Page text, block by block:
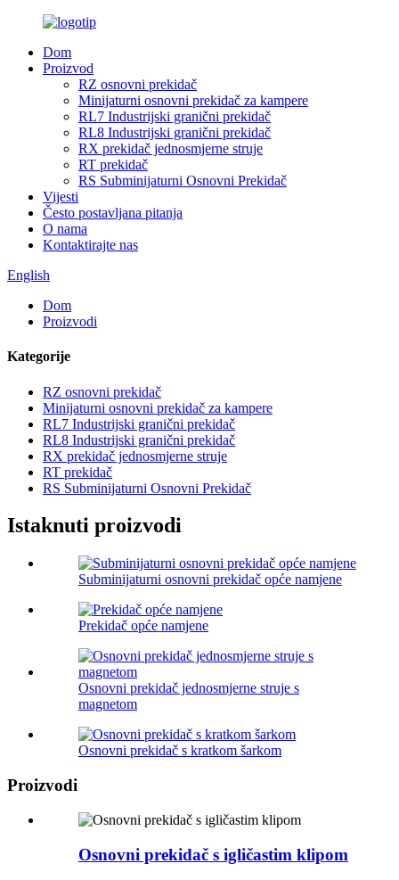
Dom
Proizvod
RZ osnovni prekidač
Minijaturni osnovni prekidač za kampere
RL7 Industrijski granični prekidač
RL8 Industrijski granični prekidač
RX prekidač jednosmjerne struje
RT prekidač
RS Subminijaturni Osnovni Prekidač
Vijesti
Često postavljana pitanja
O nama
Kontaktirajte nas
English
Dom
Proizvodi
Kategorije
RZ osnovni prekidač
Minijaturni osnovni prekidač za kampere
RL7 Industrijski granični prekidač
RL8 Industrijski granični prekidač
RX prekidač jednosmjerne struje
RT prekidač
RS Subminijaturni Osnovni Prekidač
Istaknuti proizvodi
Subminijaturni osnovni prekidač opće namjene
Prekidač opće namjene
Osnovni prekidač jednosmjerne struje s
magnetom
Osnovni prekidač s kratkom šarkom
Proizvodi
Osnovni prekidač s igličastim klipom